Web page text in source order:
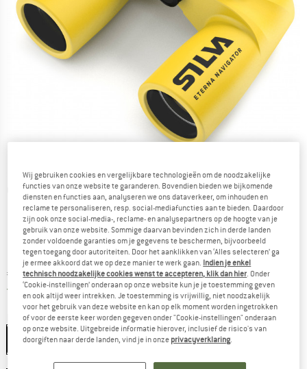
Gedetailleerde foto's
Prijs:
€ 289,95 incl. BTW
Gratis verzending(NL)Nederland. Informatie over de
Kleur:Yellow
Yellow
7 x 50
Wij gebruiken cookies en vergelijkbare technologieën om de noodzakelijke
functies van onze website te garanderen. Bovendien bieden we bijkomende
diensten en functies aan, analyseren we ons dataverkeer, om inhouden en
reclame te personaliseren, resp. social-mediafuncties aan te bieden. Daardoor
zijn ook onze social-media-, reclame- en analysepartners op de hoogte van je
gebruik van onze website. Sommige daarvan bevinden zich in derde landen
zonder voldoende garanties om je gegevens te beschermen, bijvoorbeeld
tegen toegang door autoriteiten. Door het aanklikken van ‘Alles selecteren’ ga
je ermee akkoord dat we op deze manier te werk gaan. Indien je enkel
technisch noodzakelijke cookies wenst te accepteren, klik dan hier. Onder
‘Cookie-instellingen’ onderaan op onze website kun je je toestemming geven
en ook altijd weer intrekken. Je toestemming is vrijwillig, niet noodzakelijk
voor het gebruik van deze website en kan op elk moment worden ingetrokken
of voor de eerste keer worden gegeven onder "Cookie-instellingen" onderaan
op onze website. Uitgebreide informatie hierover, inclusief de risico's van
doorgiften naar derde landen, vind je in onze privacyverklaring.